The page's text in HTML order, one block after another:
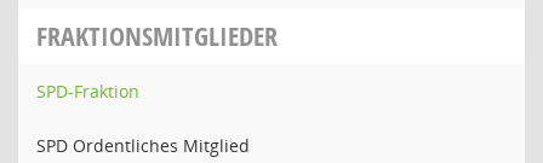
FRAKTIONSMITGLIEDER
SPD-Fraktion
SPD Ordentliches Mitglied